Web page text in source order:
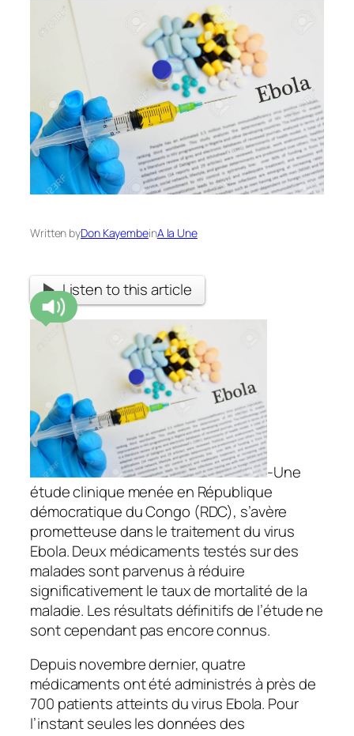
Written byDon KayembeinA la Une
Listen to this article
-Une
étude clinique menée en République
démocratique du Congo (RDC), s’avère
prometteuse dans le traitement du virus
Ebola. Deux médicaments testés sur des
malades sont parvenus à réduire
significativement le taux de mortalité de la
maladie. Les résultats définitifs de l’étude ne
sont cependant pas encore connus.
Depuis novembre dernier, quatre
médicaments ont été administrés à près de
700 patients atteints du virus Ebola. Pour
l’instant seules les données des